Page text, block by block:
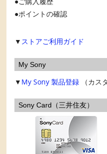
ポイントの確認
▼ ストアご利用ガイド
My Sony
▼ My Sony 製品登録 （カス
Sony Card（三井住友）